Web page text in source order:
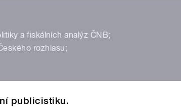
a fiskálních analýz ČNB;
rozhlasu;
publicistiku.